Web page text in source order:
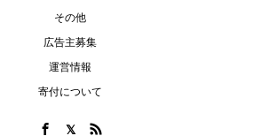
その他
広告主募集
運営情報
寄付について